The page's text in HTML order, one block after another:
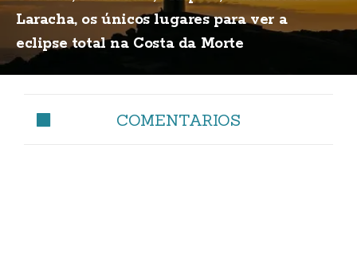
Laracha, os únicos lugares para ver a
eclipse total na Costa da Morte
COMENTARIOS